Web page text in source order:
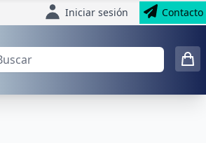
Iniciar sesión Contacto